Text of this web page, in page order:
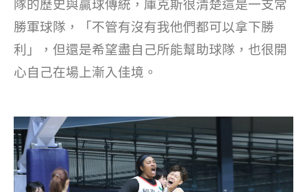
隊的歷史與贏球傳統，庫克斯很清楚這是一支常
勝軍球隊，「不管有沒有我他們都可以拿下勝
利」，但還是希望盡自己所能幫助球隊，也很開
心自己在場上漸入佳境。